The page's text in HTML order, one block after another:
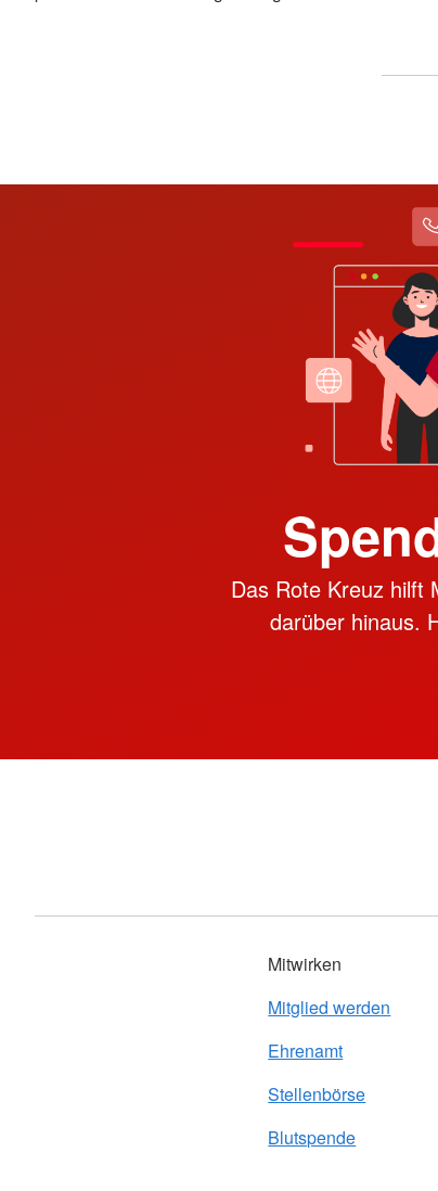
Das Rote Kreuz hilft
darüber hinaus.
Mitwirken
Mitglied werden
Ehrenamt
Stellenbörse
Blutspende